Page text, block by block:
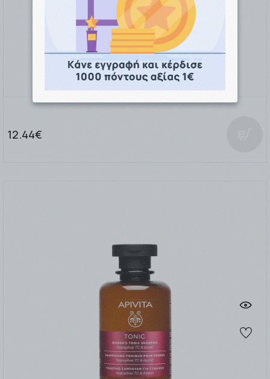
Ducray Anaphase+ Shampoo 200ml
12.44€